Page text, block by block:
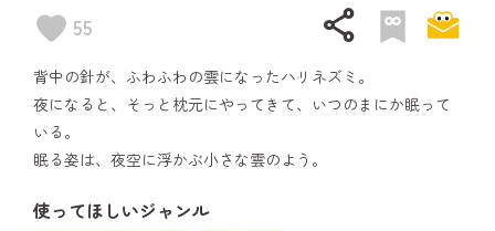
55 share
背中の針が、ふわふわの雲になったハリネズミ。
夜になると、そっと枕元にやってきて、いつのまにか眠って
いる。
眠る姿は、夜空に浮かぶ小さな雲のよう。
使ってほしいジャンル